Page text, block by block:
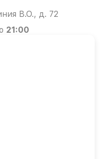
В.О., д. 72
21:00